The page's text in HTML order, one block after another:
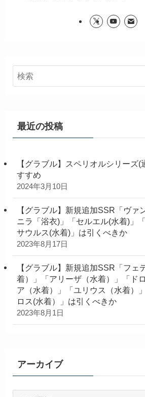
最近の投稿
【グラブル】スペリオルシリーズ
すすめ
2024年3月10日
【グラブル】新規追加SSR「ヴァ
ニラ「浴衣)」「セルエル(水着)」
サウルス(水着)」は引くべきか
2023年8月17日
【グラブル】新規追加SSR「フェ
着）」「アリーザ（水着）」「ド
ア（水着）」「ユリウス（水着）
ロス(水着）」は引くべきか
2023年8月1日
アーカイブ